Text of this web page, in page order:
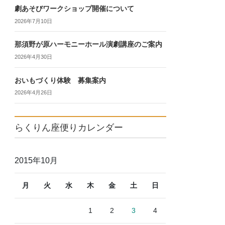
劇あそびワークショップ開催について
2026年7月10日
那須野が原ハーモニーホール演劇講座のご案内
2026年4月30日
おいもづくり体験 募集案内
2026年4月26日
らくりん座便りカレンダー
2015年10月
月 火 水 木 金 土 日
1 2 3 4